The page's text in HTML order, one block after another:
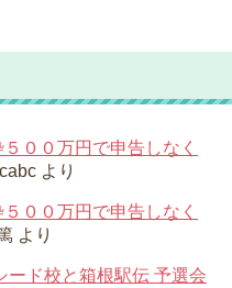
００万円で申告しなく
より
００万円で申告しなく
より
ド校と箱根駅伝 予選会